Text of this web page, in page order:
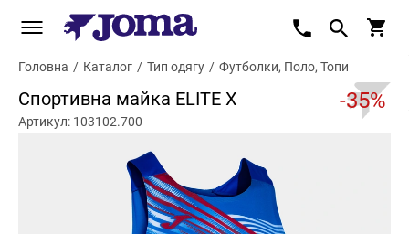
Головна / Каталог / Тип одягу / Футболки, Поло, Топи
Спортивна майка ELITE X -35%
Артикул: 103102.700